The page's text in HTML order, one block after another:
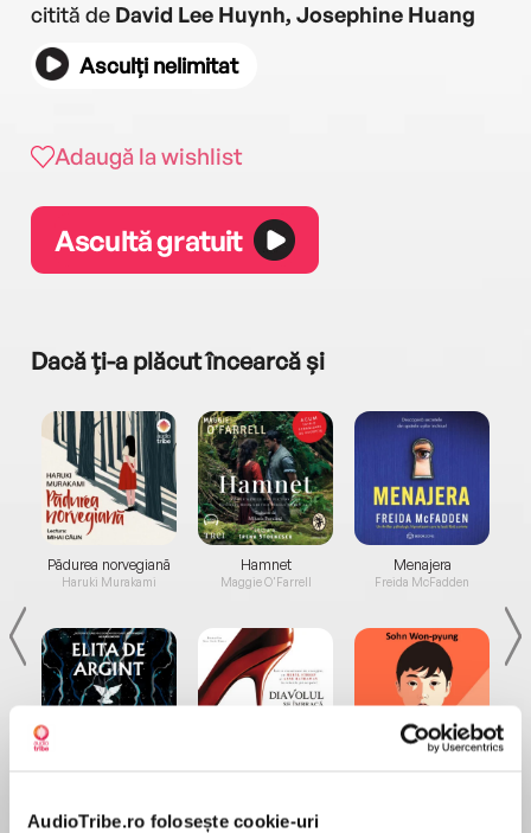
AudioTribe.ro folosește cookie-uri
citită de David Lee Huynh, Josephine Huang
Asculți nelimitat
Adaugă la wishlist
Ascultă gratuit
Dacă ți-a plăcut încearcă și
Pădurea norvegiană
Haruki Murakami
Hamnet
Maggie O'Farrell
Menajera
Freida McFadden